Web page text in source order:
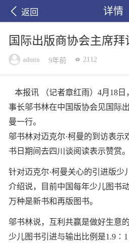
返回 详情
国际出版商协会主席拜
admin 9年前 2112
本报讯 （记者章红雨）4月18
事长邬书林在中国版协会见国际
曼一行。
邬书林对迈克尔·柯曼的到访表示
书日期间去四川谈阅读表示赞赏。
针对迈克尔·柯曼关心的引进版少
介绍说，目前中国每年少儿图书
万种是新书和再版图书。
邬书林说，互利共赢是做好生意
少儿图书引进与输出比例是